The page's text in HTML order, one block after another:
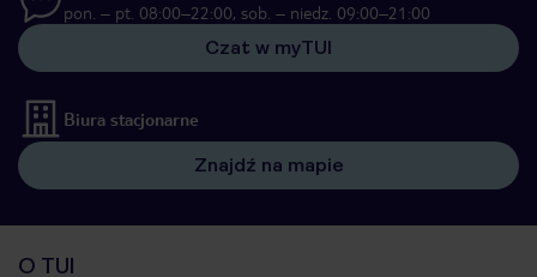
pon. – pt. 08:00–22:00, sob. – niedz. 09:00–21:00
Czat w myTUI
Biura stacjonarne
Znajdź na mapie
O TUI